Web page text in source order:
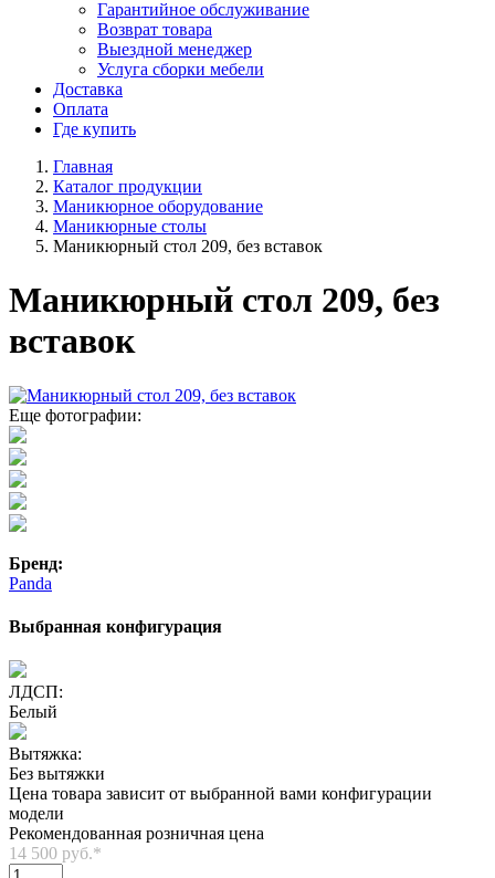
Гарантийное обслуживание
Возврат товара
Выездной менеджер
Услуга сборки мебели
Доставка
Оплата
Где купить
Главная
Каталог продукции
Маникюрное оборудование
Маникюрные столы
Маникюрный стол 209, без вставок
Маникюрный стол 209, без
вставок
Еще фотографии:
Бренд:
Panda
Выбранная конфигурация
ЛДСП:
Белый
Вытяжка:
Без вытяжки
Цена товара зависит от выбранной вами конфигурации
модели
Рекомендованная розничная цена
14 500 руб.*